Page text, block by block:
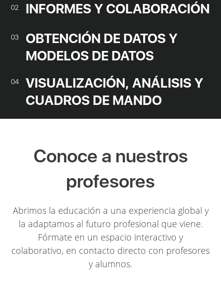
02 INFORMES Y COLABORACIÓN
03
OBTENCIÓN DE DATOS Y
MODELOS DE DATOS
04
VISUALIZACIÓN, ANÁLISIS Y
CUADROS DE MANDO
Conoce a nuestros
profesores
Abrimos la educación a una experiencia global y
la adaptamos al futuro profesional que viene.
Fórmate en un espacio interactivo y
colaborativo, en contacto directo con profesores
y alumnos.